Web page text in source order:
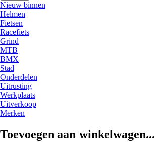
Nieuw binnen
Helmen
Fietsen
Racefiets
Grind
MTB
BMX
Stad
Onderdelen
Uitrusting
Werkplaats
Uitverkoop
Merken
Toevoegen aan winkelwagen...